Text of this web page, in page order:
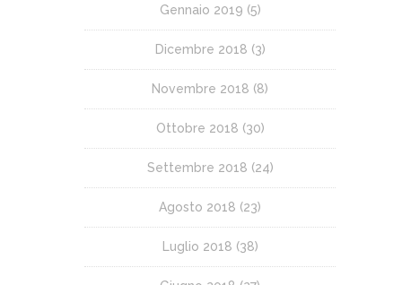
Gennaio 2019 (5)
Dicembre 2018 (3)
Novembre 2018 (8)
Ottobre 2018 (30)
Settembre 2018 (24)
Agosto 2018 (23)
Luglio 2018 (38)